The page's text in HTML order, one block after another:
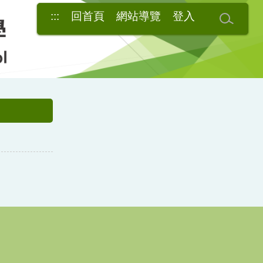
::: 回首頁 網站導覽 登入